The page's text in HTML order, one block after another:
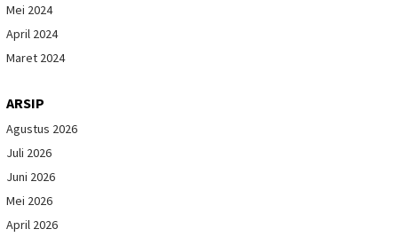
Mei 2024
April 2024
Maret 2024
ARSIP
Agustus 2026
Juli 2026
Juni 2026
Mei 2026
April 2026